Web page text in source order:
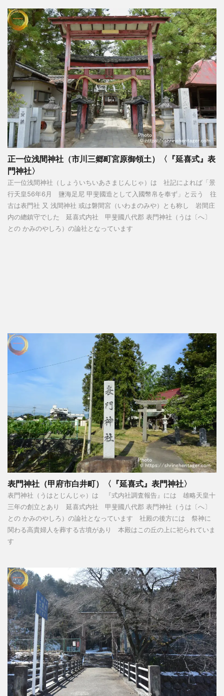
正一位浅間神社（市川三郷町宮原御領土）〈『延喜式』表
門神社〉
正一位浅間神社（しょういちいあさまじんじゃ）は 社記によれば「景
行天皇56年6月 鹽海足尼 甲斐國造として入國幣帛を奉ず」と云う 往
古は表門社 又 浅間神社 或は磐間宮（いわまのみや）とも称し 岩間庄
内の總鎮守でした 延喜式内社 甲斐國八代郡 表門神社（うは〔へ〕
との かみのやしろ）の論社となっています
表門神社（甲府市白井町）〈『延喜式』表門神社〉
表門神社（うはとじんじゃ）は 『式内社調査報告』には 雄略天皇十
三年の創立とあり 延喜式内社 甲斐國八代郡 表門神社（うは〔へ〕
との かみのやしろ）の論社となっています 社殿の後方には 祭神に
関わる高貴婦人を葬する古墳があり 本殿はこの丘の上に祀られていま
す